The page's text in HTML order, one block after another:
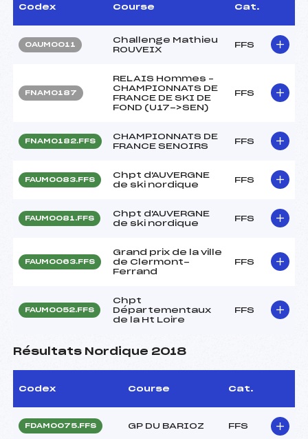
Codex Course Cat.
OAUM0011
Challenge Mathieu
ROUVEIX
FFS
FNAM0187
RELAIS Hommes –
CHAMPIONNATS DE
FRANCE DE SKI DE
FOND (U17->SEN)
FFS
FNAM0182.FFS
CHAMPIONNATS DE
FRANCE SENOIRS
FFS
FAUM0083.FFS
Chpt d'AUVERGNE
de ski nordique
FFS
FAUM0081.FFS
Chpt d'AUVERGNE
de ski nordique
FFS
FAUM0063.FFS
Grand prix de la ville
de Clermont-
Ferrand
FFS
FAUM0052.FFS
Chpt
Départementaux
de la Ht Loire
FFS
Résultats Nordique 2018
Codex Course Cat.
FDAM0075.FFS GP DU BARIOZ FFS